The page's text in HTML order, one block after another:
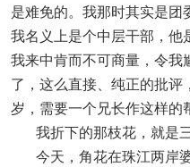
是难免的。我那时其实是团
我名义上是个中层干部，他
我来中肯而不可商量，令
了，这么直接、纯正的批
岁，需要一个兄长作这样的
我折下的那枝花，就是三
今天，角花在珠江两岸